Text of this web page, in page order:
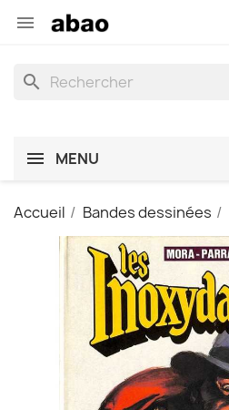

search
MENU
Accueil Bandes dessinées